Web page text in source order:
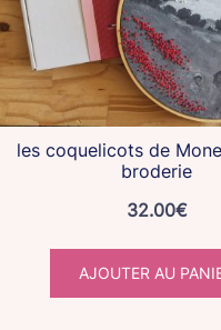
les coquelicots de
broderie
32.00€
AJOUTER AU